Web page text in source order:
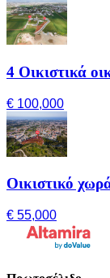
4 Οικιστικά
€ 100,000
Οικιστικό
€ 55,000